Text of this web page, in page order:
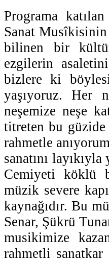
Programa
Sanat
bilinen bir
ezgilerin
bizlere ki
yaşıyoruz. Her
neşemize neşe
titreten bu güzide
rahmetle
sanatını
Cemiyeti köklü
müzik severe
kaynağıdır. Bu
Senar, Şükrü
musikimize
rahmetli sanatkar